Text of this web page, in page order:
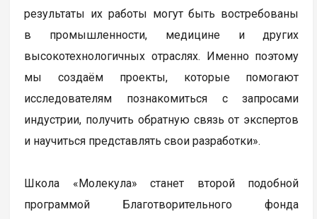
результаты их работы могут быть востребованы
в промышленности, медицине и других
высокотехнологичных отраслях. Именно поэтому
мы создаём проекты, которые помогают
исследователям познакомиться с запросами
индустрии, получить обратную связь от экспертов
и научиться представлять свои разработки».
Школа «Молекула» станет второй подобной
программой Благотворительного фонда